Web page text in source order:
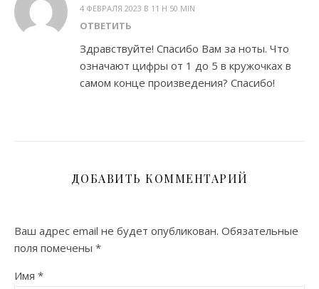
4 ФЕВРАЛЯ 2023 В 11 H 50 MIN
ОТВЕТИТЬ
Здравствуйте! Спасибо Вам за ноты. Что
означают цифры от 1 до 5 в кружочках в
самом конце произведения? Спасибо!
ДОБАВИТЬ КОММЕНТАРИЙ
Ваш адрес email не будет опубликован. Обязательные
поля помечены *
Имя *